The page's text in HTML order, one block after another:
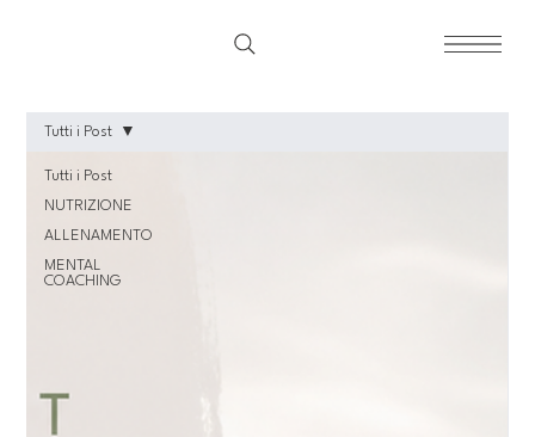
Tutti i Post
NUTRIZIONE
ALLENAMENTO
MENTAL
COACHING
Tutti i Post